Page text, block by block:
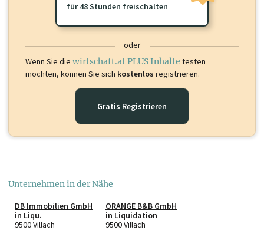
für 48 Stunden freischalten
oder
Wenn Sie die wirtschaft.at PLUS Inhalte testen
möchten, können Sie sich kostenlos registrieren.
Gratis Registrieren
Unternehmen in der Nähe
DB Immobilien GmbH
in Liqu.
9500 Villach
ORANGE B&B GmbH
in Liquidation
9500 Villach